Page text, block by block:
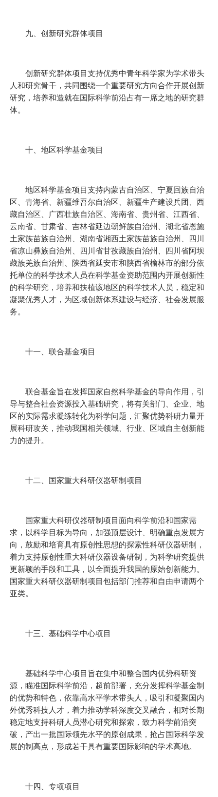
九、创新研究群体项目
创新研究群体项目支持优秀中青年科学家为学术带头
人和研究骨干，共同围绕一个重要研究方向合作开展创新
研究，培养和造就在国际科学前沿占有一席之地的研究群
体。
十、地区科学基金项目
地区科学基金项目支持内蒙古自治区、宁夏回族自治
区、青海省、新疆维吾尔自治区、新疆生产建设兵团、西
藏自治区、广西壮族自治区、海南省、贵州省、江西省、
云南省、甘肃省、吉林省延边朝鲜族自治州、湖北省恩施
土家族苗族自治州、湖南省湘西土家族苗族自治州、四川
省凉山彝族自治州、四川省甘孜藏族自治州、四川省阿坝
藏族羌族自治州、陕西省延安市和陕西省榆林市的部分依
托单位的科学技术人员在科学基金资助范围内开展创新性
的科学研究，培养和扶植该地区的科学技术人员，稳定和
凝聚优秀人才，为区域创新体系建设与经济、社会发展服
务。
十一、联合基金项目
联合基金旨在发挥国家自然科学基金的导向作用，引
导与整合社会资源投入基础研究，将有关部门、企业、地
区的实际需求凝练转化为科学问题，汇聚优势科研力量开
展科研攻关，推动我国相关领域、行业、区域自主创新能
力的提升。
十二、国家重大科研仪器研制项目
国家重大科研仪器研制项目面向科学前沿和国家需
求，以科学目标为导向，加强顶层设计、明确重点发展方
向，鼓励和培育具有原创性思想的探索性科研仪器研制，
着力支持原创性重大科研仪器设备研制，为科学研究提供
更新颖的手段和工具，以全面提升我国的原始创新能力。
国家重大科研仪器研制项目包括部门推荐和自由申请两个
亚类。
十三、基础科学中心项目
基础科学中心项目旨在集中和整合国内优势科研资
源，瞄准国际科学前沿，超前部署，充分发挥科学基金制
的优势和特色，依靠高水平学术带头人，吸引和凝聚国内
外优秀科技人才，着力推动学科深度交叉融合，相对长期
稳定地支持科研人员潜心研究和探索，致力科学前沿突
破，产出一批国际领先水平的原创成果，抢占国际科学发
展的制高点，形成若干具有重要国际影响的学术高地。
十四、专项项目